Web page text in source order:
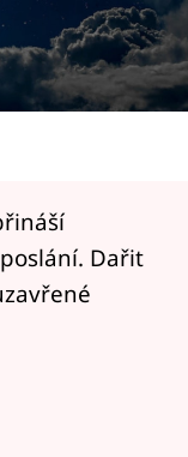
Dařit